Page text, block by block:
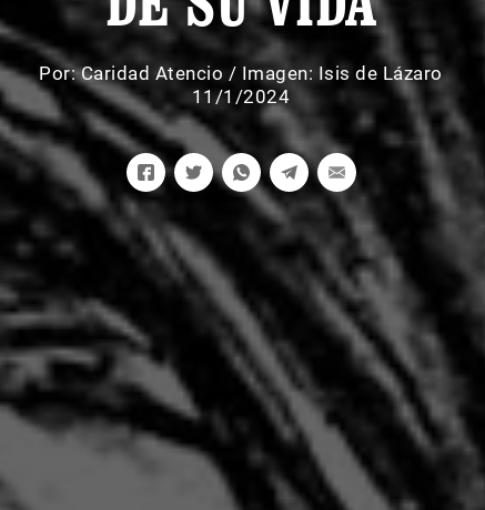
Por:Caridad Atencio / Imagen: Isis de Lázaro
11/1/2024